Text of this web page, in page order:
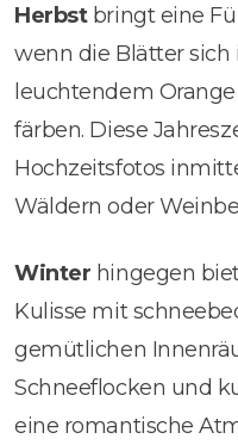
Herbstbringt eine
wenn die Blätter
leuchtendem
färben. Diese
Hochzeitsfotos
Wäldern oder
Winter hingegen
Kulisse mit
gemütlichen
Schneeflocken und
eine romantische